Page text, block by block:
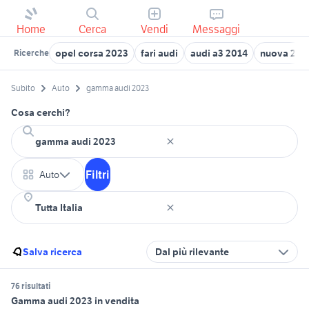
Home Cerca Vendi Messaggi
Ricerche opel corsa 2023 fari audi audi a3 2014 nuova
Subito Auto gamma audi 2023
Cosa cerchi?
Auto Filtri
Salva ricerca Dal più rilevante
76 risultati
Gamma audi 2023 in vendita